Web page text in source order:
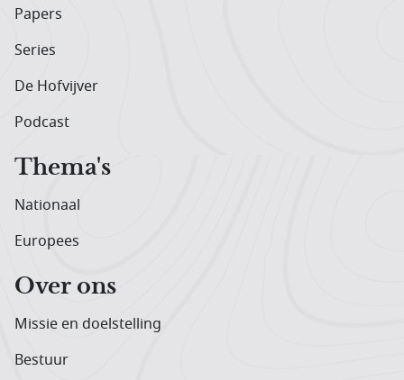
Papers
Series
De Hofvijver
Podcast
Thema's
Nationaal
Europees
Over ons
Missie en doelstelling
Bestuur